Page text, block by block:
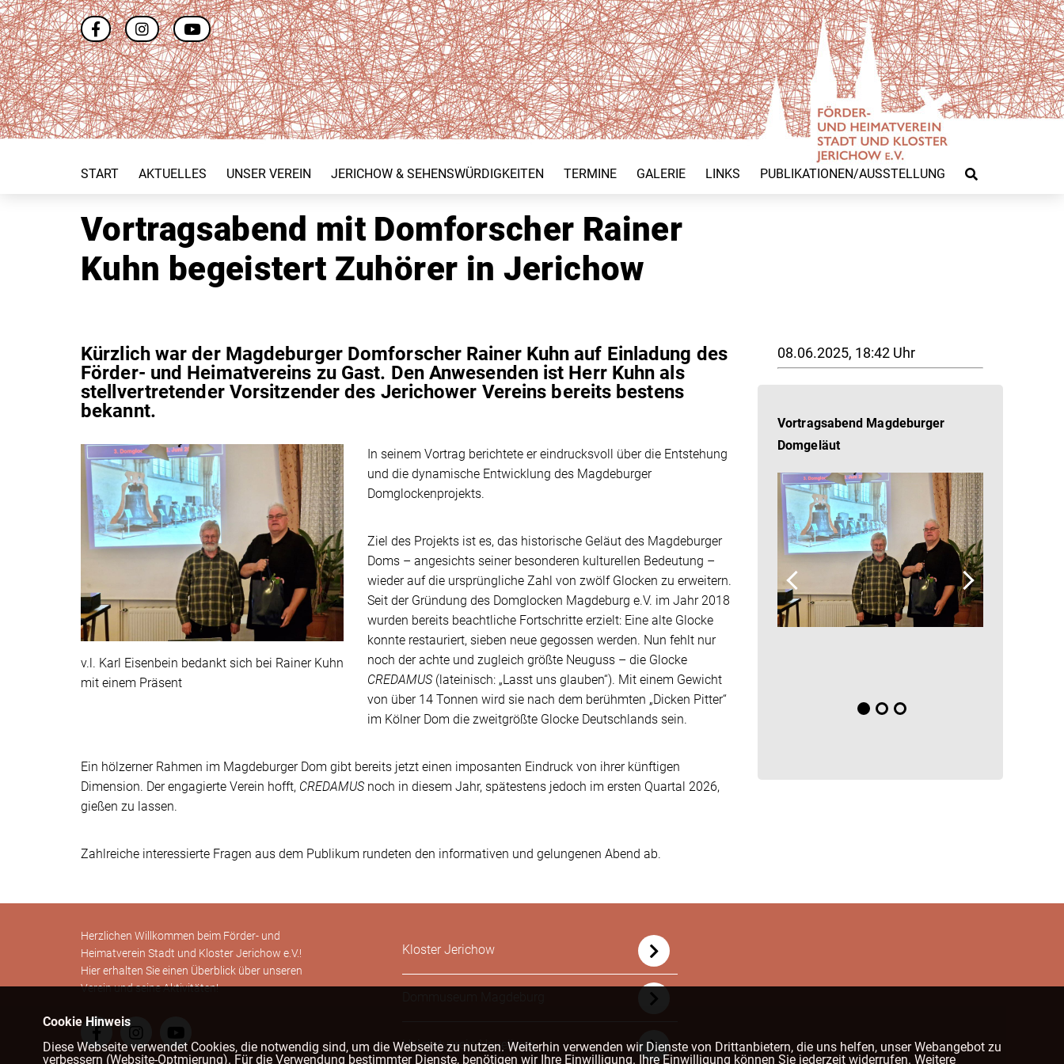
START AKTUELLES UNSER VEREIN JERICHOW & SEHENSWÜRDIGKEITEN TERMINE GALERIE LINKS PUBLIKATIONEN/AUSSTELLUNG
Vortragsabend mit Domforscher Rainer
Kuhn begeistert Zuhörer in Jerichow
Kürzlich war der Magdeburger Domforscher Rainer Kuhn auf Einladung des
Förder- und Heimatvereins zu Gast. Den Anwesenden ist Herr Kuhn als
stellvertretender Vorsitzender des Jerichower Vereins bereits bestens
bekannt.
v.l. Karl Eisenbein bedankt sich bei Rainer Kuhn
mit einem Präsent
In seinem Vortrag berichtete er eindrucksvoll über die Entstehung
und die dynamische Entwicklung des Magdeburger
Domglockenprojekts.
Ziel des Projekts ist es, das historische Geläut des Magdeburger
Doms – angesichts seiner besonderen kulturellen Bedeutung –
wieder auf die ursprüngliche Zahl von zwölf Glocken zu erweitern.
Seit der Gründung des Domglocken Magdeburg e.V. im Jahr 2018
wurden bereits beachtliche Fortschritte erzielt: Eine alte Glocke
konnte restauriert, sieben neue gegossen werden. Nun fehlt nur
noch der achte und zugleich größte Neuguss – die Glocke
CREDAMUS (lateinisch: „Lasst uns glauben“). Mit einem Gewicht
von über 14 Tonnen wird sie nach dem berühmten „Dicken Pitter“
im Kölner Dom die zweitgrößte Glocke Deutschlands sein.
Ein hölzerner Rahmen im Magdeburger Dom gibt bereits jetzt einen imposanten Eindruck von ihrer künftigen
Dimension. Der engagierte Verein hofft, CREDAMUS noch in diesem Jahr, spätestens jedoch im ersten Quartal 2026,
gießen zu lassen.
Zahlreiche interessierte Fragen aus dem Publikum rundeten den informativen und gelungenen Abend ab.
08.06.2025, 18:42 Uhr
Vortragsabend Magdeburger
Domgeläut
Herzlichen Willkommen beim Förder- und
Heimatverein Stadt und Kloster Jerichow e.V.!
Hier erhalten Sie einen Überblick über unseren
Verein und seine Aktivitäten!
Kloster Jerichow
Heimatverein Havelberg
Cookie Hinweis
Diese Webseite verwendet Cookies, die notwendig sind, um die Webseite zu nutzen. Weiterhin verwenden wir Dienste von Drittanbietern, die uns helfen, unser Webangebot zu
verbessern (Website-Optmierung). Für die Verwendung bestimmter Dienste, benötigen wir Ihre Einwilligung. Ihre Einwilligung können Sie jederzeit widerrufen. Weitere